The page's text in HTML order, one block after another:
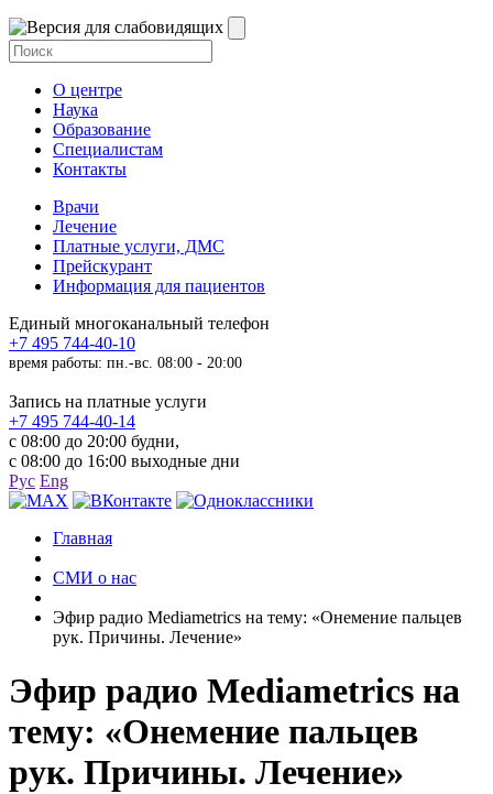
О центре
Наука
Образование
Специалистам
Контакты
Врачи
Лечение
Платные услуги, ДМС
Прейскурант
Информация для пациентов
Единый многоканальный телефон
+7 495 744-40-10
время работы: пн.-вс. 08:00 - 20:00
Запись на платные услуги
+7 495 744-40-14
с 08:00 до 20:00 будни,
с 08:00 до 16:00 выходные дни
Рус Eng
Главная
СМИ о нас
Эфир радио Mediametrics на тему: «Онемение пальцев
рук. Причины. Лечение»
Эфир радио Mediametrics на
тему: «Онемение пальцев
рук. Причины. Лечение»